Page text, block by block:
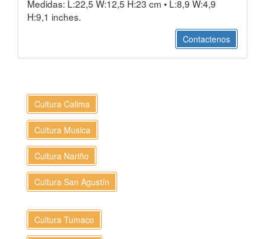
Medidas: L:22,5 W:12,5 H:23 cm • L:8,9 W:4,9
H:9,1 inches.
Contactenos
Cultura Calima
Cultura Musica
Cultura Nariño
Cultura San Agustín
Cultura Tumaco